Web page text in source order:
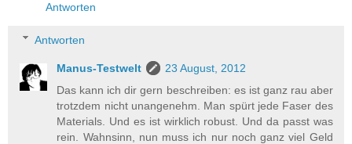
Antworten
Antworten
Manus-Testwelt
23 August, 2012
Das kann ich dir gern beschreiben: es ist ganz rau aber
trotzdem nicht unangenehm. Man spürt jede Faser des
Materials. Und es ist wirklich robust. Und da passt was
rein. Wahnsinn, nun muss ich nur noch ganz viel Geld